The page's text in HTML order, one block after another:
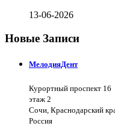
13-06-2026
Новые Записи
МелодияДент
Курортный проспект 16
этаж 2
Сочи, Краснодарский
Россия